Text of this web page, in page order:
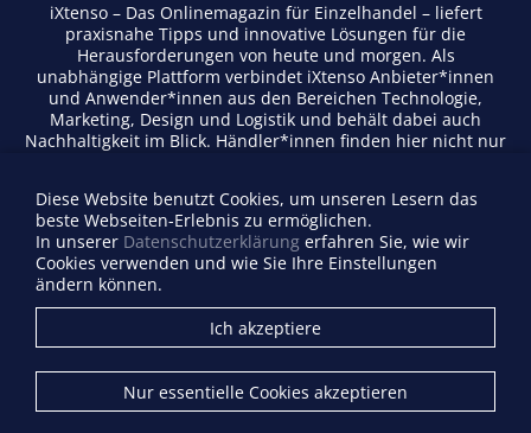
iXtenso – Das Onlinemagazin für Einzelhandel – liefert
praxisnahe Tipps und innovative Lösungen für die
Herausforderungen von heute und morgen. Als
unabhängige Plattform verbindet iXtenso Anbieter*innen
und Anwender*innen aus den Bereichen Technologie,
Marketing, Design und Logistik und behält dabei auch
Nachhaltigkeit im Blick. Händler*innen finden hier nicht nur
lebendigen Schreibstil und relevantem Content fördert das
Magazin den Austausch innerhalb der Retail-Community.
Ob digitale Trends oder praktische Alltagstipps – iXtenso
macht Wissen für den Handel zugänglich.
Firma eintragen
Mediadaten
Kontakt
Diese Website benutzt Cookies, um unseren Lesern das
beste Webseiten-Erlebnis zu ermöglichen.
In unserer Datenschutzerklärung erfahren Sie, wie wir
Cookies verwenden und wie Sie Ihre Einstellungen
ändern können.
Ich akzeptiere
Nur essentielle Cookies akzeptieren